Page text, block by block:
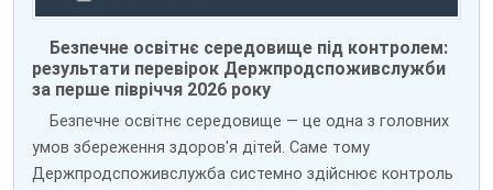
Безпечне освітнє середовище під контролем:
результати перевірок Держпродспоживслужби
за перше півріччя 2026 року
Безпечне освітнє середовище — це одна з головних
умов збереження здоров'я дітей. Саме тому
Держпродспоживслужба системно здійснює контроль